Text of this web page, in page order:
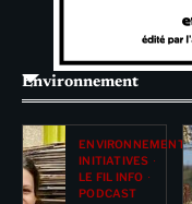
Environnement
ENVIRONNEMENT
INITIATIVES
LE FIL INFO
PODCAST